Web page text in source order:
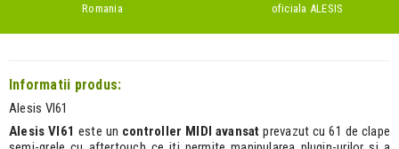
Romania
oficiala ALESIS
Informatii produs:
Alesis VI61
Alesis VI61 este un controller MIDI avansat prevazut cu 61 de clape